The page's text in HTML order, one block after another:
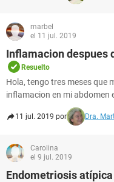
marbel
el 11 jul. 2019
Inflamacion despues
Resuelto
Hola, tengo tres meses que
inflamacion en mi abdomen
11 jul. 2019 por Dra.
Carolina
el 9 jul. 2019
Endometriosis